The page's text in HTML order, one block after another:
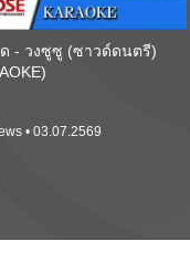
- วงซูซู (ซาวด์ดนตรี)
• 03.07.2569